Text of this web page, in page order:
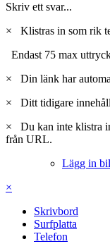
Skriv ett svar...
×
Klistras in som rik
Endast 75 max
×
Din länk har
×
Ditt tidigare
×
Du kan inte klistra
från URL.
Lägg in
×
Skrivbord
Surfplatta
Telefon